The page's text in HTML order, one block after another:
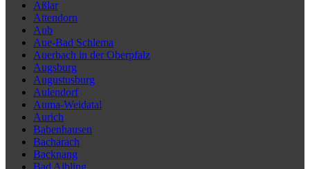
Aßlar
Attendorn
Aub
Aue-Bad Schlema
Auerbach in der Oberpfalz
Augsburg
Augustusburg
Aulendorf
Auma-Weidatal
Aurich
Babenhausen
Bacharach
Backnang